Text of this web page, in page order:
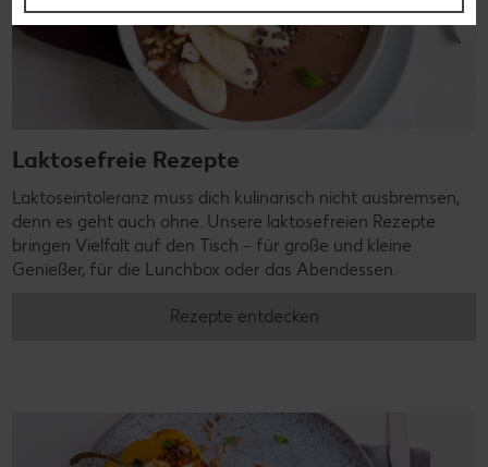
Laktosefreie Rezepte
Laktoseintoleranz muss dich kulinarisch nicht ausbremsen,
denn es geht auch ohne. Unsere laktosefreien Rezepte
bringen Vielfalt auf den Tisch – für große und kleine
Genießer, für die Lunchbox oder das Abendessen.
Rezepte entdecken